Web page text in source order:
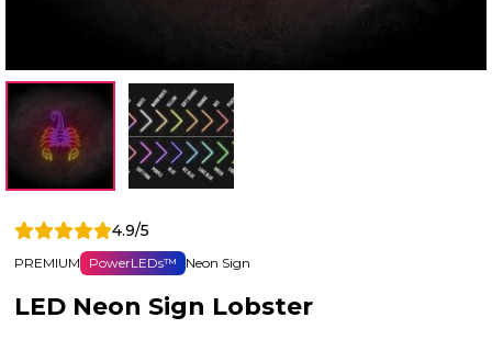
4.9/5
PREMIUM PowerLEDs™ Neon Sign
LED Neon Sign Lobster